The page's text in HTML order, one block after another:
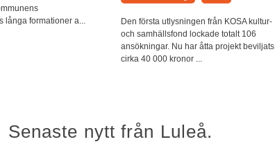
långa formationer a...
Den första utlysningen från KOSA kultur-
och samhällsfond lockade totalt 106
ansökningar. Nu har åtta projekt beviljats
cirka 40 000 kronor ...
Senaste nytt från Luleå.